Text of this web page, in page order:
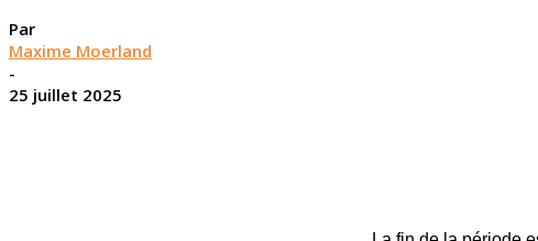
Par
Maxime Moerland
-
25 juillet 2025